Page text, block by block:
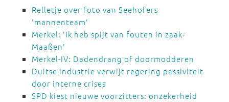
Relletje over foto van Seehofers
'mannenteam'
Merkel: 'Ik heb spijt van fouten in zaak-
Maaßen'
Merkel-IV: Dadendrang of doormodderen
Duitse industrie verwijt regering passiviteit
door interne crises
SPD kiest nieuwe voorzitters: onzekerheid